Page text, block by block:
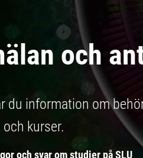
och
du information om
kurser.
och svar om studier på SLU